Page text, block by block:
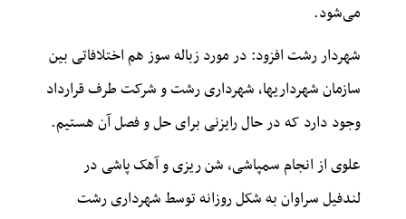
می‌شود.
شهردار رشت افزود: در مورد زباله سوز هم اختلافاتی بین
سازمان شهرداریها، شهرداری رشت و شرکت طرف قرارداد
وجود دارد که در حال رایزنی برای حل و فصل آن هستیم.
علوی از انجام سمپاشی، شن ریزی و آهک پاشی در
لندفیل سراوان به شکل روزانه توسط شهرداری رشت